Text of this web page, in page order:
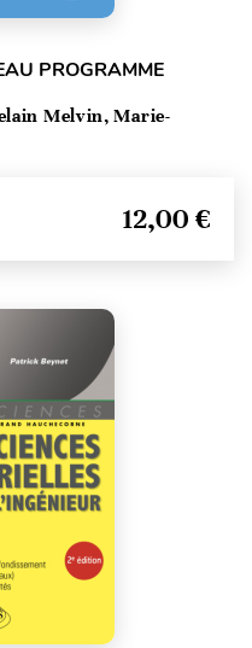
PROGRAMME
Melvin, Marie-
12,00 €